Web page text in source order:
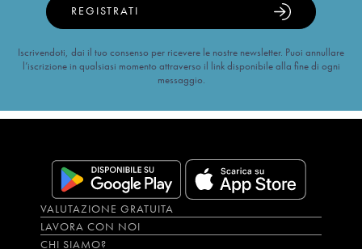
REGISTRATI
Iscrivendoti, dai il tuo consenso per ricevere le nostre newsletter. Puoi annullare
l’iscrizione in qualsiasi momento attraverso il link disponibile alla fine di ogni
messaggio.
VALUTAZIONE GRATUITA
LAVORA CON NOI
CHI SIAMO?